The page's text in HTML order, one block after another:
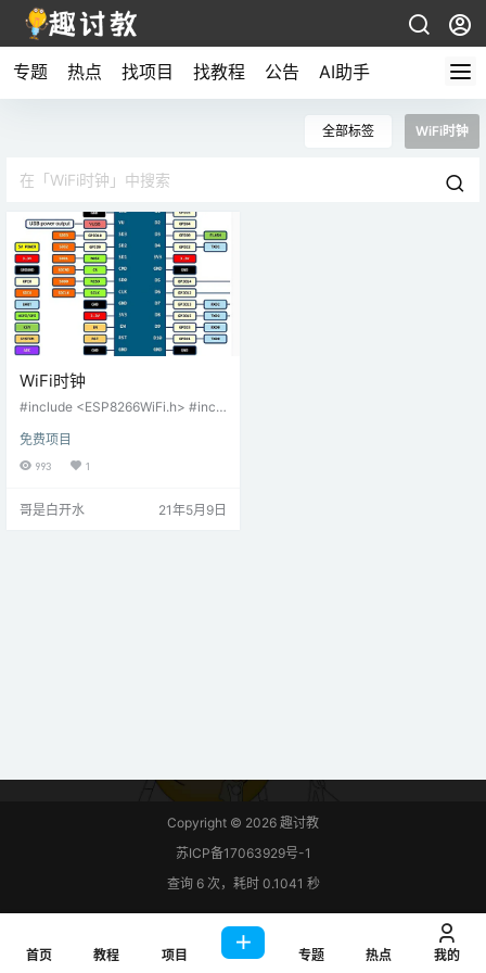
专题 热点 找项目 找教程 公告 AI助手
全部标签 WiFi时钟
WiFi时钟
#include <ESP8266WiFi.h> #inclu
entLib.h> #include <U8g2lib.h> #i
nclude <Wire.h> #include <Simpl
免费项目
993 1
哥是白开水 21年5月9日
Copyright © 2026 趣讨教
苏ICP备17063929号-1
查询 6 次，耗时 0.1041 秒
首页 教程 项目 专题 热点 我的